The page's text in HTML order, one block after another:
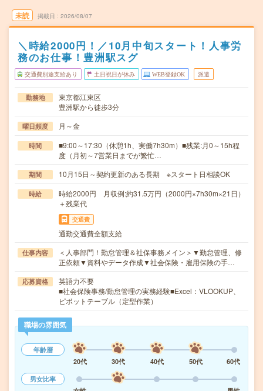
未読 掲載日 2026/08/07
＼時給2000円！／10月中旬スタート！人事労
務のお仕事！豊洲駅スグ
交通費別途支給あり 土日祝日が休み WEB登録OK 派遣
勤務地
東京都江東区
豊洲駅から徒歩3分
曜日頻度 月～金
時間
■9:00～17:30（休憩1h、実働7h30m）■残業:月0～15h程
度（月初～7営業日までが繁忙…
期間 10月15日～契約更新のある長期 ※スタート日相談OK
時給
時給2000円 月収例:約31.5万円（2000円×7h30m×21日）
＋残業代
交通費
通勤交通費全額支給
仕事内容
＜人事部門！勤怠管理＆社保事務メイン＞▼勤怠管理、修
正依頼▼資料やデータ作成▼社会保険・雇用保険の手…
応募資格
英語力不要
■社会保険事務/勤怠管理の実務経験■Excel：VLOOKUP、
ピボットテーブル（定型作業）
職場の雰囲気
年齢層
20代
30代 40代 50代
60代
男女比率